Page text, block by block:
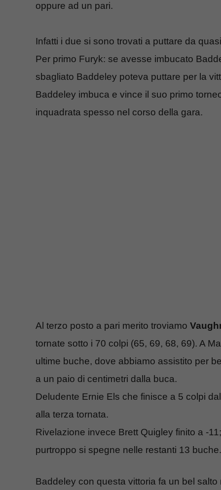
oppure ad un pari.
Infatti i due si sono trovati a puttare da
Per primo Furyk: se avesse imbucato
sbagliato Baddeley poteva puttare per la
Baddeley imbuca e vince il suo primo
inquadrata spesso nel corso della gara.
Al terzo posto a pari merito troviamo
tornate sotto i 70 colpi (65, 69, 68, 69). A
ultime buche, dove abbiamo assistito per
a un paio di centimetri dalla buca.
Deludente Ernie Els che finisce a 5 colpi
alla terza tornata.
Rivelazione invece Brett Quigley finito a -
purtroppo si spegne nelle restanti 13 buche.
Baddeley con questa vittoria fa un bel